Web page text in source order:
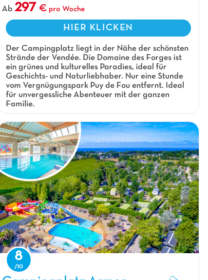
Ab 297 pro Woche
HIER KLICKEN
Der Campingplatz liegt in der Nähe der schönsten
Strände der Vendée. Die Domaine des Forges ist
ein grünes und kulturelles Paradies, ideal für
Geschichts- und Naturliebhaber. Nur eine Stunde
vom Vergnügungspark Puy de Fou entfernt. Ideal
für unvergessliche Abenteuer mit der ganzen
Familie.
Campingplatz Armor Héol, Campingplatz Loiretal
8